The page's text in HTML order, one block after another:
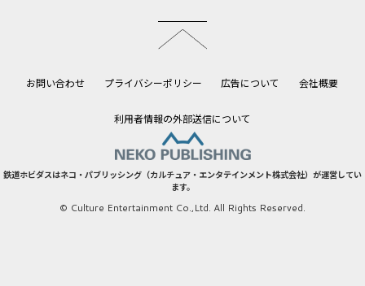
お問い合わせ プライバシーポリシー 広告について 会社概要
利用者情報の外部送信について
鉄道ホビダスはネコ・パブリッシング（カルチュア・エンタテインメント株式会社）が運営してい
ます。
© Culture Entertainment Co.,Ltd. All Rights Reserved.